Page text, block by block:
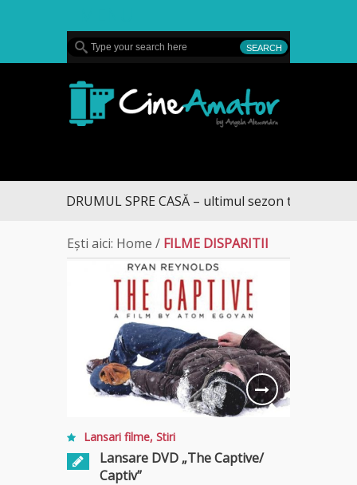
DRUMUL SPRE CASĂ – ultimul sezon te aduce la
Ești aici: Home / FILME DISPARITII
Lansari filme, Stiri
Lansare DVD „The Captive/
Captiv”